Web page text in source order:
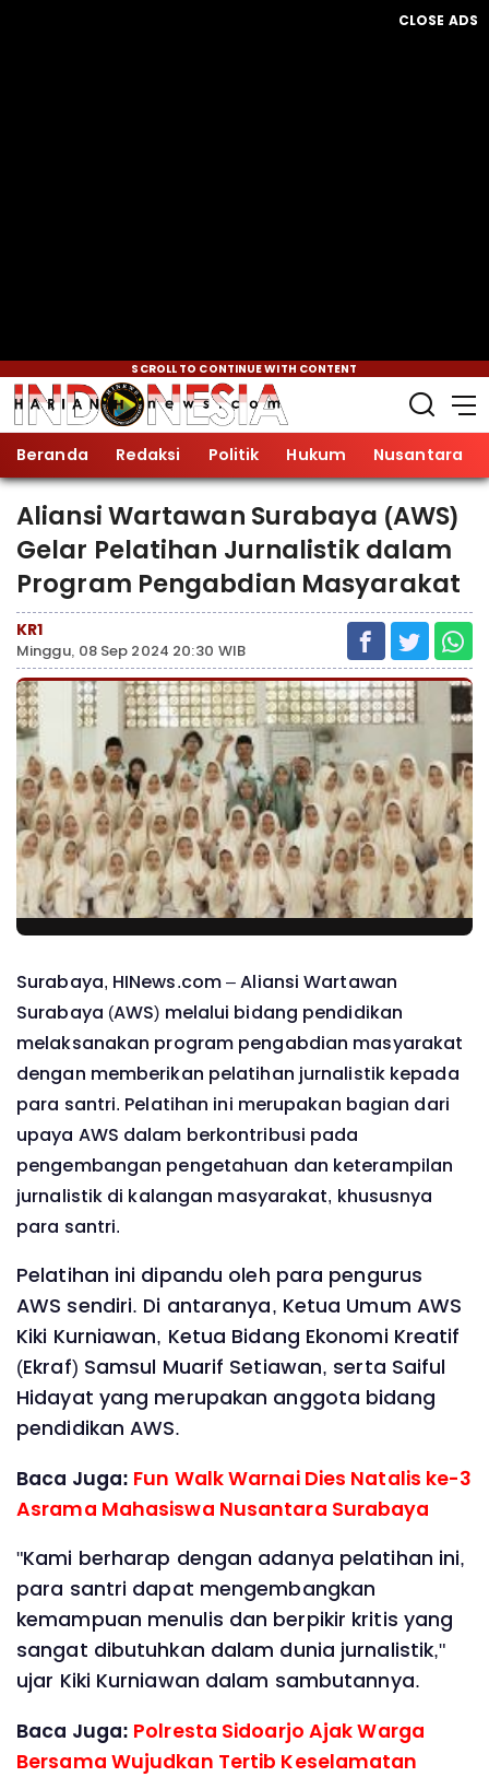
CLOSE ADS
SCROLL TO CONTINUE WITH CONTENT
Beranda Redaksi Politik Hukum Nusantara
Aliansi Wartawan Surabaya (AWS)
Gelar Pelatihan Jurnalistik dalam
Program Pengabdian Masyarakat
KR1
Minggu, 08 Sep 2024 20:30 WIB
Surabaya, HINews.com – Aliansi Wartawan
Surabaya (AWS) melalui bidang pendidikan
melaksanakan program pengabdian masyarakat
dengan memberikan pelatihan jurnalistik kepada
para santri. Pelatihan ini merupakan bagian dari
upaya AWS dalam berkontribusi pada
pengembangan pengetahuan dan keterampilan
jurnalistik di kalangan masyarakat, khususnya
para santri.
Pelatihan ini dipandu oleh para pengurus
AWS sendiri. Di antaranya, Ketua Umum AWS
Kiki Kurniawan, Ketua Bidang Ekonomi Kreatif
(Ekraf) Samsul Muarif Setiawan, serta Saiful
Hidayat yang merupakan anggota bidang
pendidikan AWS.
Baca Juga: Fun Walk Warnai Dies Natalis ke-3
Asrama Mahasiswa Nusantara Surabaya
"Kami berharap dengan adanya pelatihan ini,
para santri dapat mengembangkan
kemampuan menulis dan berpikir kritis yang
sangat dibutuhkan dalam dunia jurnalistik,"
ujar Kiki Kurniawan dalam sambutannya.
Baca Juga: Polresta Sidoarjo Ajak Warga
Bersama Wujudkan Tertib Keselamatan